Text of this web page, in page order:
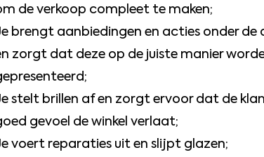
de verkoop compleet te maken;
brengt aanbiedingen en acties onder
zorgt dat deze op de juiste manier
stelt brillen af en zorgt ervoor dat de
gevoel de winkel verlaat;
voert reparaties uit en slijpt glazen;